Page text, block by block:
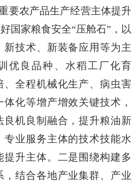
要农产品生产经营主体提升
国家粮食安全“压舱石”，以
新技术、新装备应用等为主
优良品种、水稻工厂化育
、全程机械化生产、病虫害
化等增产增效关键技术，
良机良制融合，提升粮油新
专业服务主体的技术技能水
升主体。二是围绕构建多
，结合各地产业集群、产业